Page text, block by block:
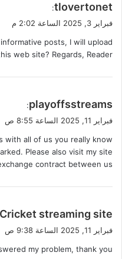
ي
ل
tlovertonet
:
فبراير 3, 2025 الساعة 2:02 م
posts, I will upload
web site? Regards, Reader.
ي
ل
playoffsstreams
:
فبراير 11, 2025 الساعة 8:55 ص
with all of us you really know
Please also visit my site
contract between us!
ي
ل
Cricket streaming site
فبراير 11, 2025 الساعة 9:38 ص
my problem, thank you!